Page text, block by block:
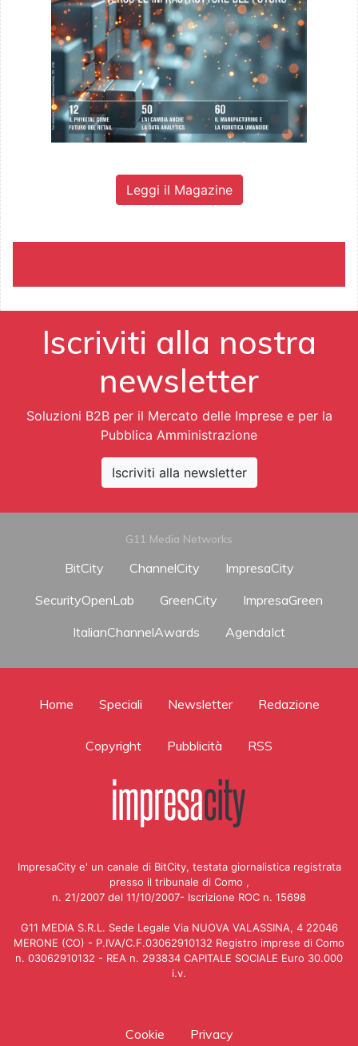
Leggi il Magazine
Iscriviti alla nostra
newsletter
Soluzioni B2B per il Mercato delle Imprese e per la
Pubblica Amministrazione
Iscriviti alla newsletter
G11 Media Networks
BitCity ChannelCity
ImpresaCity
SecurityOpenLab
GreenCity
ImpresaGreen
ItalianChannelAwards
AgendaIct
Home Speciali Newsletter Redazione
Copyright Pubblicità RSS
ImpresaCity e' un canale di BitCity, testata giornalistica registrata
presso il tribunale di Como ,
n. 21/2007 del 11/10/2007- Iscrizione ROC n. 15698
G11 MEDIA S.R.L. Sede Legale Via NUOVA VALASSINA, 4 22046
MERONE (CO) - P.IVA/C.F.03062910132 Registro imprese di Como
n. 03062910132 - REA n. 293834 CAPITALE SOCIALE Euro 30.000
i.v.
Cookie Privacy